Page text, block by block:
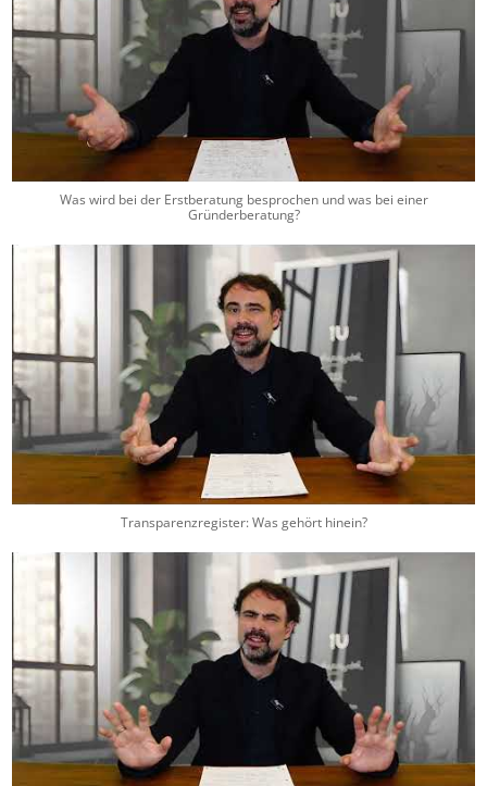
Was wird bei der Erstberatung besprochen und was bei einer
Gründerberatung?
Transparenzregister: Was gehört hinein?